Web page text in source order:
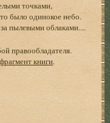
точками,
было одинокое небо.
пылевыми облаками....
правообладателя.
книги.